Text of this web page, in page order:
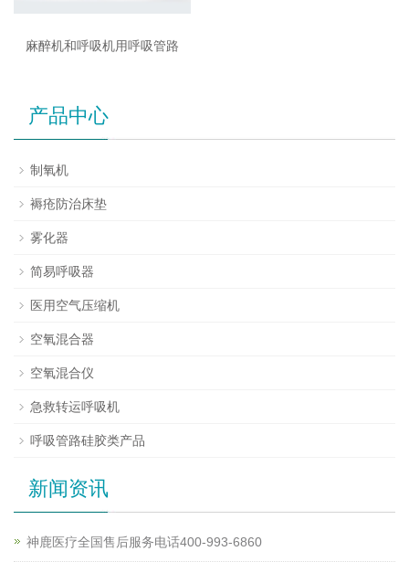
麻醉机和呼吸机用呼吸管路
产品中心
制氧机
褥疮防治床垫
雾化器
简易呼吸器
医用空气压缩机
空氧混合器
空氧混合仪
急救转运呼吸机
呼吸管路硅胶类产品
新闻资讯
神鹿医疗全国售后服务电话400-993-6860